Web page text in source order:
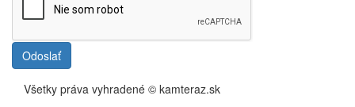
Odoslať
Všetky práva vyhradené © kamteraz.sk